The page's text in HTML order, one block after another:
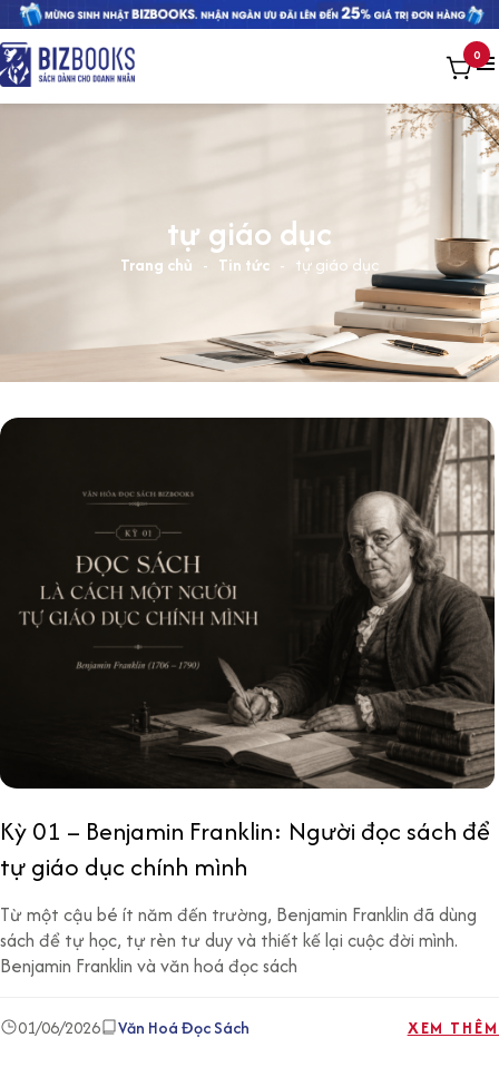
0
tự giáo dục
Trang chủ - Tin tức - tự giáo dục
Kỳ 01 – Benjamin Franklin: Người đọc sách để
tự giáo dục chính mình
Từ một cậu bé ít năm đến trường, Benjamin Franklin đã dùng
sách để tự học, tự rèn tư duy và thiết kế lại cuộc đời mình.
Benjamin Franklin và văn hoá đọc sách
01/06/2026 Văn Hoá Đọc Sách XEM THÊM